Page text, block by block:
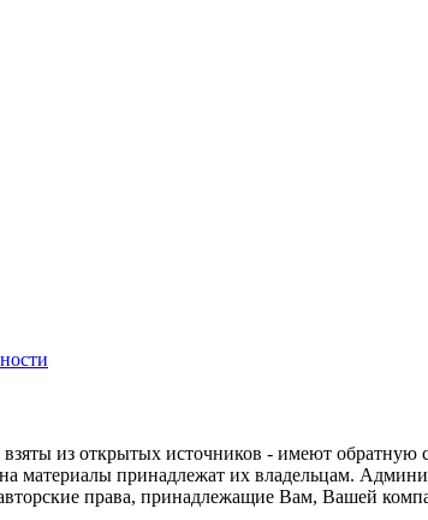
из открытых источников - имеют обратную
материалы принадлежат их владельцам.
права, принадлежащие Вам, Вашей